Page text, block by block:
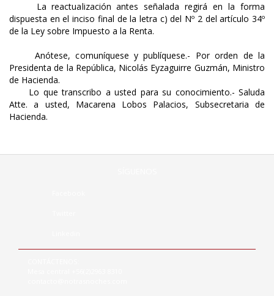
La reactualización antes señalada regirá en la forma
dispuesta en el inciso final de la letra c) del Nº 2 del artículo 34º
de la Ley sobre Impuesto a la Renta.
Anótese, comuníquese y publíquese.- Por orden de la
Presidenta de la República, Nicolás Eyzaguirre Guzmán, Ministro
de Hacienda.
Lo que transcribo a usted para su conocimiento.- Saluda
Atte. a usted, Macarena Lobos Palacios, Subsecretaria de
Hacienda.